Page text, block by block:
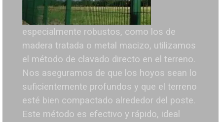
especialmente robustos, como los de
madera tratada o metal macizo, utilizamos
el método de clavado directo en el terreno.
Nos aseguramos de que los hoyos sean lo
suficientemente profundos y que el terreno
esté bien compactado alrededor del poste.
Este método es efectivo y rápido, ideal